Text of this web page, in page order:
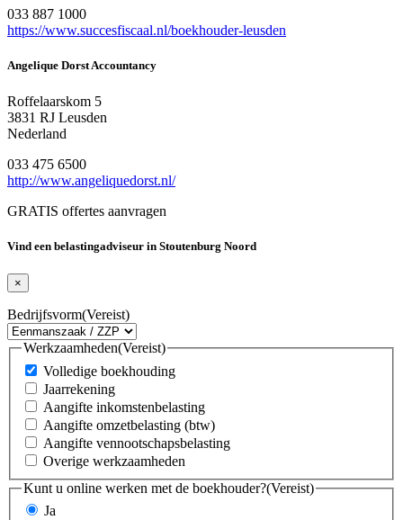
033 887 1000
https://www.succesfiscaal.nl/boekhouder-leusden
Angelique Dorst Accountancy
Roffelaarskom 5
3831 RJ Leusden
Nederland
033 475 6500
http://www.angeliquedorst.nl/
GRATIS offertes aanvragen
Vind een belastingadviseur in Stoutenburg Noord
×
Bedrijfsvorm(Vereist)
Werkzaamheden(Vereist)
Volledige boekhouding
Jaarrekening
Aangifte inkomstenbelasting
Aangifte omzetbelasting (btw)
Aangifte vennootschapsbelasting
Overige werkzaamheden
Kunt u online werken met de boekhouder?(Vereist)
Ja